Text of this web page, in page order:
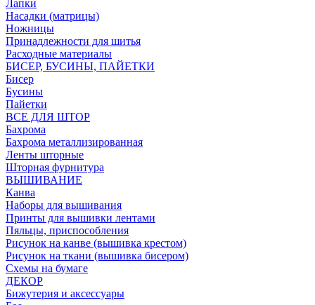
Лапки
Насадки (матрицы)
Ножницы
Принадлежности для шитья
Расходные материалы
БИСЕР, БУСИНЫ, ПАЙЕТКИ
Бисер
Бусины
Пайетки
ВСЕ ДЛЯ ШТОР
Бахрома
Бахрома металлизированная
Ленты шторные
Шторная фурнитура
ВЫШИВАНИЕ
Канва
Наборы для вышивания
Принты для вышивки лентами
Пяльцы, приспособления
Рисунок на канве (вышивка крестом)
Рисунок на ткани (вышивка бисером)
Схемы на бумаге
ДЕКОР
Бижутерия и аксессуары